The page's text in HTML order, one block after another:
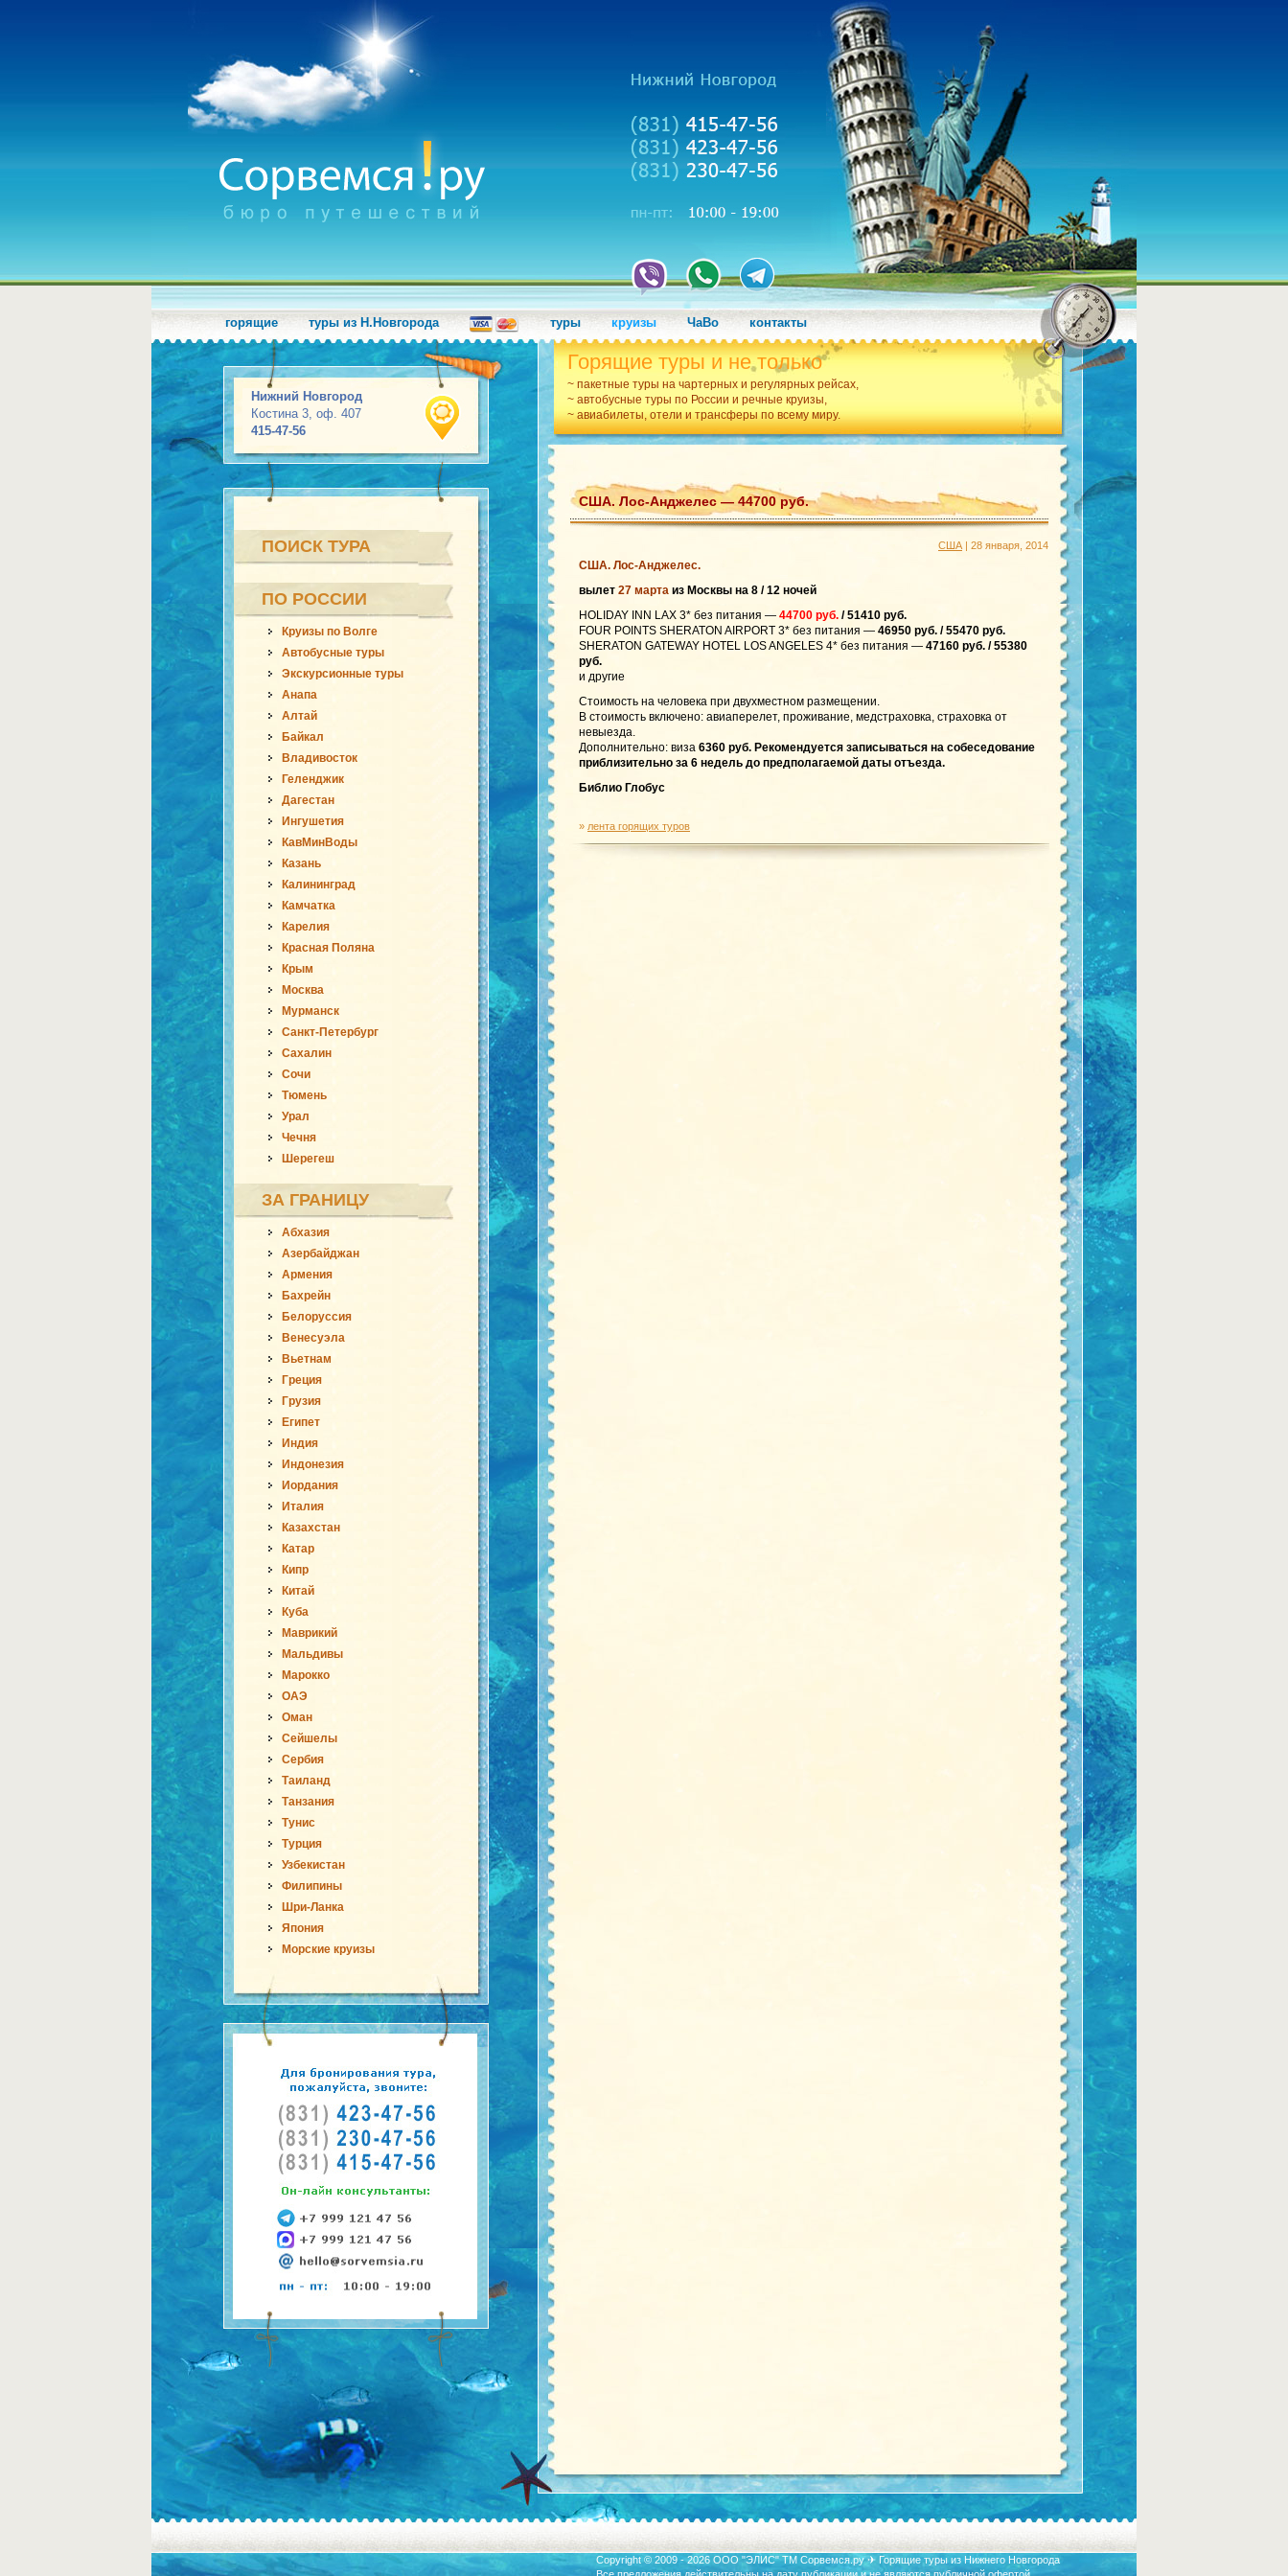
горящие туры из Н.Новгорода туры круизы ЧаВо контакты
Нижний Новгород
Костина 3, оф. 407
415-47-56
Горящие туры и не только
~ пакетные туры на чартерных и регулярных рейсах,
~ автобусные туры по России и речные круизы,
~ авиабилеты, отели и трансферы по всему миру.
ПОИСК ТУРА
ПО РОССИИ
Круизы по Волге
Автобусные туры
Экскурсионные туры
Анапа
Алтай
Байкал
Владивосток
Геленджик
Дагестан
Ингушетия
КавМинВоды
Казань
Калининград
Камчатка
Карелия
Красная Поляна
Крым
Москва
Мурманск
Санкт-Петербург
Сахалин
Сочи
Тюмень
Урал
Чечня
Шерегеш
ЗА ГРАНИЦУ
Абхазия
Азербайджан
Армения
Бахрейн
Белоруссия
Венесуэла
Вьетнам
Греция
Грузия
Египет
Индия
Индонезия
Иордания
Италия
Казахстан
Катар
Кипр
Китай
Куба
Маврикий
Мальдивы
Марокко
ОАЭ
Оман
Сейшелы
Сербия
Таиланд
Танзания
Тунис
Турция
Узбекистан
Филипины
Шри-Ланка
Япония
Морские круизы
США. Лос-Анджелес — 44700 руб.
США | 28 января, 2014
США. Лос-Анджелес.
вылет 27 марта из Москвы на 8 / 12 ночей
HOLIDAY INN LAX 3* без питания — 44700 руб. / 51410 руб.
FOUR POINTS SHERATON AIRPORT 3* без питания — 46950 руб. / 55470 руб.
SHERATON GATEWAY HOTEL LOS ANGELES 4* без питания — 47160 руб. / 55380
руб.
и другие
Стоимость на человека при двухместном размещении.
В стоимость включено: авиаперелет, проживание, медстраховка, страховка от
невыезда.
Дополнительно: виза 6360 руб. Рекомендуется записываться на собеседование
приблизительно за 6 недель до предполагаемой даты отъезда.
Библио Глобус
» лента горящих туров
Copyright © 2009 - 2026 ООО "ЭЛИС" ТМ Сорвемся.ру ✈ Горящие туры из Нижнего Новгорода